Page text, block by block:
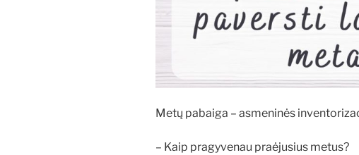
Metų pabaiga – asmeninės
– Kaip pragyvenau praėjusius metus?